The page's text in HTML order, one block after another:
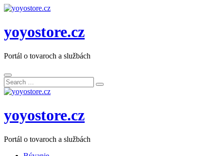
yoyostore.cz
Portál o tovaroch a službách
Search
for:
Search
yoyostore.cz
Portál o tovaroch a službách